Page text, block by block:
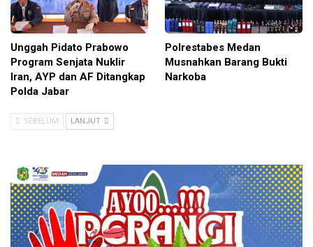
Unggah Pidato Prabowo
Program Senjata Nuklir
Iran, AYP dan AF Ditangkap
Polda Jabar
Polrestabes Medan
Musnahkan Barang Bukti
Narkoba
SEBELUM LANJUT